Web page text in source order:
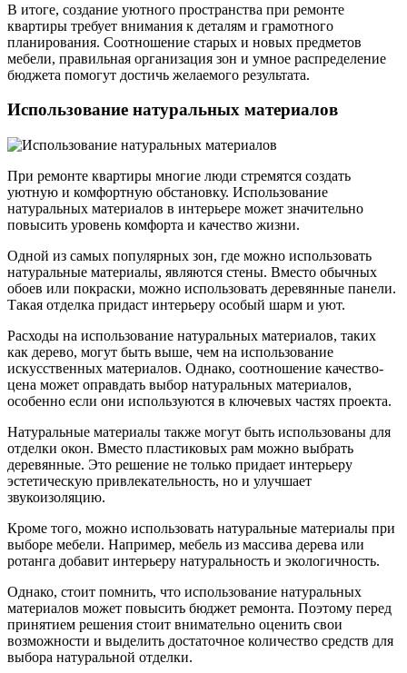
В итоге, создание уютного пространства при ремонте
квартиры требует внимания к деталям и грамотного
планирования. Соотношение старых и новых предметов
мебели, правильная организация зон и умное распределение
бюджета помогут достичь желаемого результата.
Использование натуральных материалов
При ремонте квартиры многие люди стремятся создать
уютную и комфортную обстановку. Использование
натуральных материалов в интерьере может значительно
повысить уровень комфорта и качество жизни.
Одной из самых популярных зон, где можно использовать
натуральные материалы, являются стены. Вместо обычных
обоев или покраски, можно использовать деревянные панели.
Такая отделка придаст интерьеру особый шарм и уют.
Расходы на использование натуральных материалов, таких
как дерево, могут быть выше, чем на использование
искусственных материалов. Однако, соотношение качество-
цена может оправдать выбор натуральных материалов,
особенно если они используются в ключевых частях проекта.
Натуральные материалы также могут быть использованы для
отделки окон. Вместо пластиковых рам можно выбрать
деревянные. Это решение не только придает интерьеру
эстетическую привлекательность, но и улучшает
звукоизоляцию.
Кроме того, можно использовать натуральные материалы при
выборе мебели. Например, мебель из массива дерева или
ротанга добавит интерьеру натуральность и экологичность.
Однако, стоит помнить, что использование натуральных
материалов может повысить бюджет ремонта. Поэтому перед
принятием решения стоит внимательно оценить свои
возможности и выделить достаточное количество средств для
выбора натуральной отделки.